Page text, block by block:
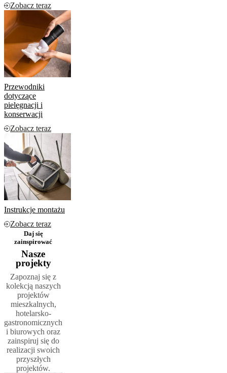
Zobacz teraz
Przewodniki
dotyczące
pielęgnacji i
konserwacji
Zobacz teraz
Instrukcje montażu
Zobacz teraz
Daj się
zainspirować
Nasze
projekty
Zapoznaj się z
kolekcją naszych
projektów
mieszkalnych,
hotelarsko-
gastronomicznych
i biurowych oraz
zainspiruj się do
realizacji swoich
przyszłych
projektów.​